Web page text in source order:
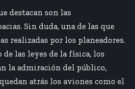
destacan son las
Sin duda, una de las que
realizadas por los planeadores.
las leyes de la física, los
la admiración del público,
atrás los aviones como el